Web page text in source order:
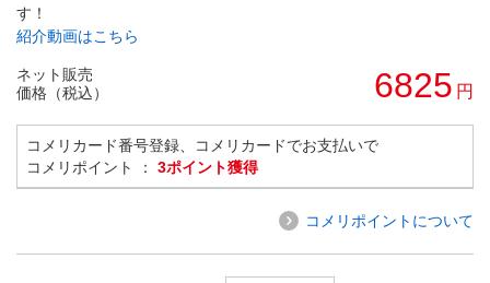
す！
紹介動画はこちら
ネット販売
価格（税込）
6825 円
コメリカード番号登録、コメリカードでお支払いで
コメリポイント ： 3ポイント獲得
コメリポイントについて